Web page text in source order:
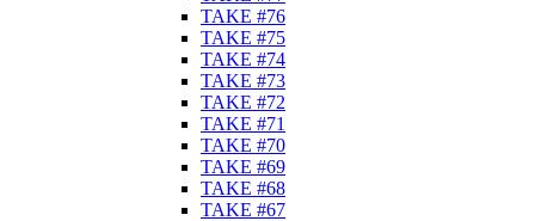
TAKE #76
TAKE #75
TAKE #74
TAKE #73
TAKE #72
TAKE #71
TAKE #70
TAKE #69
TAKE #68
TAKE #67